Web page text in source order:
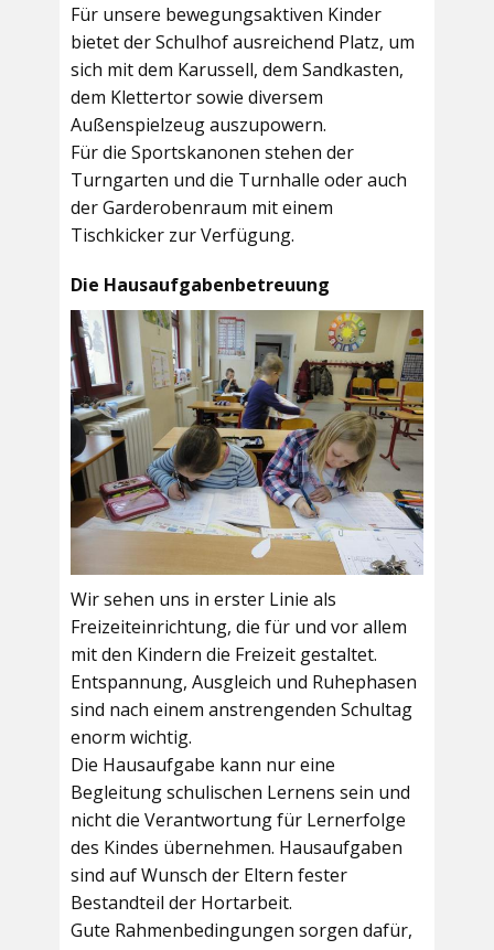
Für unsere bewegungsaktiven Kinder
bietet derSchulhofausreichend Platz, um
sich mit dem Karussell, dem Sandkasten,
dem Klettertor sowie diversem
Außenspielzeug auszupowern.
Für die Sportskanonen stehen der
Turngarten und die Turnhalle oder auch
derGarderobenraum mit einem
Tischkicker zur Verfügung.
Die Hausaufgabenbetreuung
Wir sehen uns in erster Linie als
Freizeiteinrichtung, die für und vor allem
mit den Kindern die Freizeit gestaltet.
Entspannung, Ausgleich und Ruhephasen
sind nach einem anstrengenden Schultag
enorm wichtig.
Die Hausaufgabe kann nur eine
Begleitung schulischen Lernens sein und
nicht die Verantwortung für Lernerfolge
des Kindes übernehmen. Hausaufgaben
sind auf Wunsch der Eltern fester
Bestandteil der Hortarbeit.
Gute Rahmenbedingungen sorgen dafür,